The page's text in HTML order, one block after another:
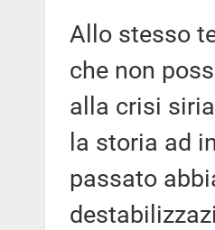
Allo stesso
che non
alla crisi
la storia ad
passato